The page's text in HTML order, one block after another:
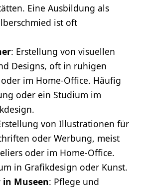
Eine Ausbildung als
ist oft
: Erstellung von visuellen
Designs, oft in ruhigen
im Home-Office. Häufig
oder ein Studium im
.
von Illustrationen für
oder Werbung, meist
oder im Home-Office.
in Grafikdesign oder Kunst.
Museen: Pflege und